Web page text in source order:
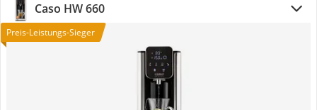
Caso ‎‎HW 660
Preis-Leistungs-Sieger